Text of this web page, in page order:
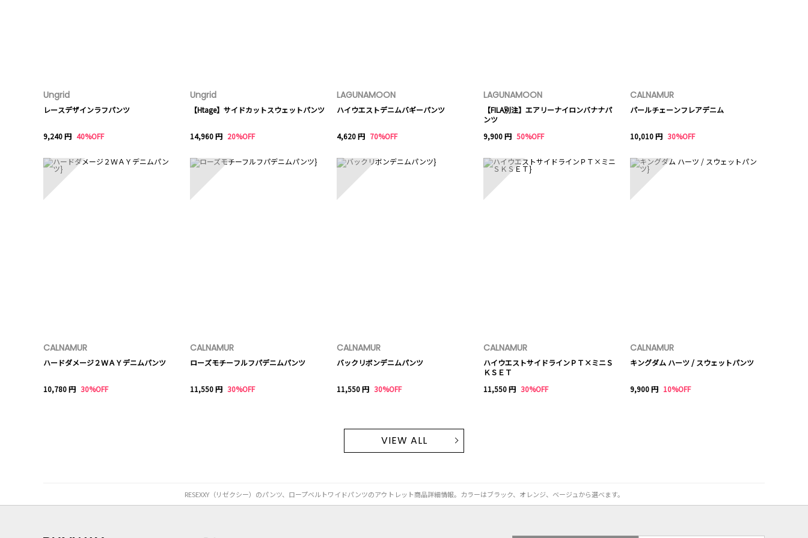
Ungrid
レースデザインラフパンツ
9,240 円 40%OFF
Ungrid
【Htage】サイドカットスウェットパンツ
14,960 円 20%OFF
LAGUNAMOON
ハイウエストデニムバギーパンツ
4,620 円 70%OFF
LAGUNAMOON
【FILA別注】エアリーナイロンバナナパ
ンツ
9,900 円 50%OFF
CALNAMUR
パールチェーンフレアデニム
10,010 円 30%OFF
CALNAMUR
ハードダメージ２ＷＡＹデニムパンツ
10,780 円 30%OFF
CALNAMUR
ローズモチーフルフパデニムパンツ
11,550 円 30%OFF
CALNAMUR
バックリボンデニムパンツ
11,550 円 30%OFF
CALNAMUR
ハイウエストサイドラインＰＴ×ミニＳ
ＫＳＥＴ
11,550 円 30%OFF
CALNAMUR
キングダム ハーツ / スウェットパンツ
9,900 円 10%OFF
VIEW ALL
RESEXXY（リゼクシー）のパンツ、ロープベルトワイドパンツのアウトレット商品詳細情報。カラーはブラック、オレンジ、ベージュから選べます。